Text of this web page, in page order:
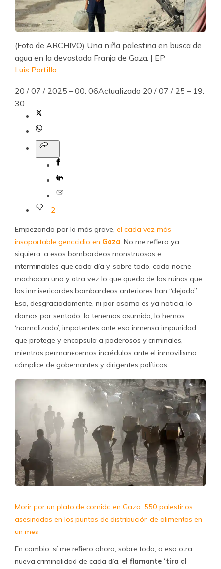
(Foto de ARCHIVO) Una niña palestina en busca de
agua en la devastada Franja de Gaza. | EP
Luis Portillo
20 / 07 / 2025 – 00: 06Actualizado 20 / 07 / 25 – 19:
30
2
Empezando por lo más grave, el cada vez más
insoportable genocidio en Gaza. No me refiero ya,
siquiera, a esos bombardeos monstruosos e
interminables que cada día y, sobre todo, cada noche
machacan una y otra vez lo que queda de las ruinas que
los inmisericordes bombardeos anteriores han “dejado” …
Eso, desgraciadamente, ni por asomo es ya noticia, lo
damos por sentado, lo tenemos asumido, lo hemos
‘normalizado’, impotentes ante esa inmensa impunidad
que protege y encapsula a poderosos y criminales,
mientras permanecemos incrédulos ante el inmovilismo
cómplice de gobernantes y dirigentes políticos.
Morir por un plato de comida en Gaza: 550 palestinos
asesinados en los puntos de distribución de alimentos en
un mes
En cambio, sí me refiero ahora, sobre todo, a esa otra
nueva criminalidad de cada día, el flamante ‘tiro al